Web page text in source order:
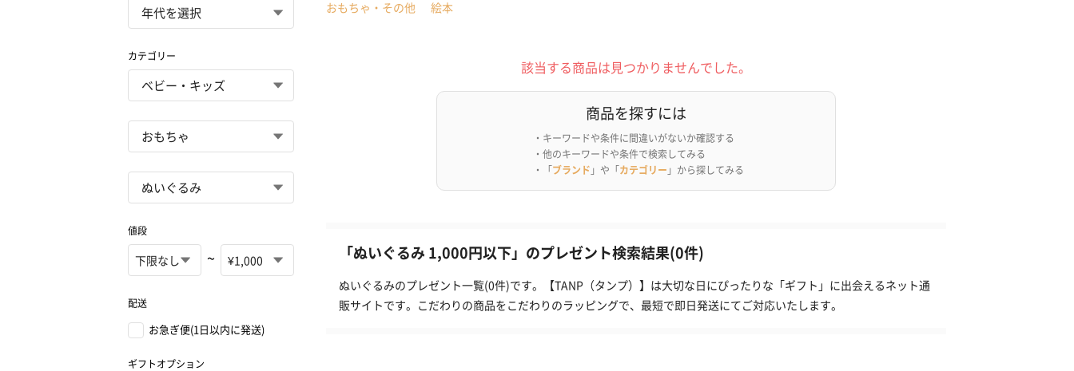
カテゴリー
値段
~
配送
お急ぎ便(1日以内に発送)
ギフトオプション
おもちゃ・その他 絵本
該当する商品は見つかりませんでした。
商品を探すには
・キーワードや条件に間違いがないか確認する
・他のキーワードや条件で検索してみる
・「ブランド 」や「カテゴリー 」から探してみる
「ぬいぐるみ 1,000円以下」のプレゼント検索結果(0件)
ぬいぐるみのプレゼント一覧(0件)です。【TANP（タンプ）】は大切な日にぴったりな「ギフト」に出会えるネット通
販サイトです。こだわりの商品をこだわりのラッピングで、最短で即日発送にてご対応いたします。